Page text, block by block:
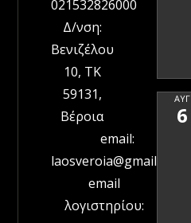
021532826000
Δ/νση:
Βενιζέλου
10, ΤΚ
59131,
Βέροια
email:
laosveroia@gmail.com
email
λογιστηρίου:
ΑΥΓ
6